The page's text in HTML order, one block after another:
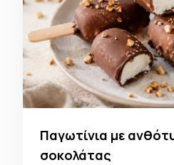
Παγωτίνια με
σοκολάτας